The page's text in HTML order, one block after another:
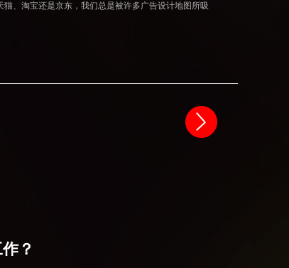
、淘宝还是京东，我们总是被许多广告设计地图所吸
？